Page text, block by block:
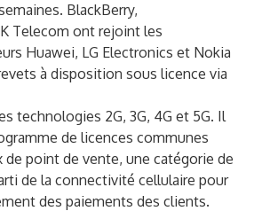
BlackBerry,
Telecom ont rejoint les
Huawei, LG Electronics et Nokia
à disposition sous licence via
technologies 2G, 3G, 4G et 5G. Il
de licences communes
de point de vente, une catégorie de
de la connectivité cellulaire pour
des paiements des clients.